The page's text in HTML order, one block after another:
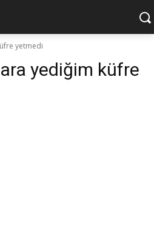
yetmedi
yediğim küfre